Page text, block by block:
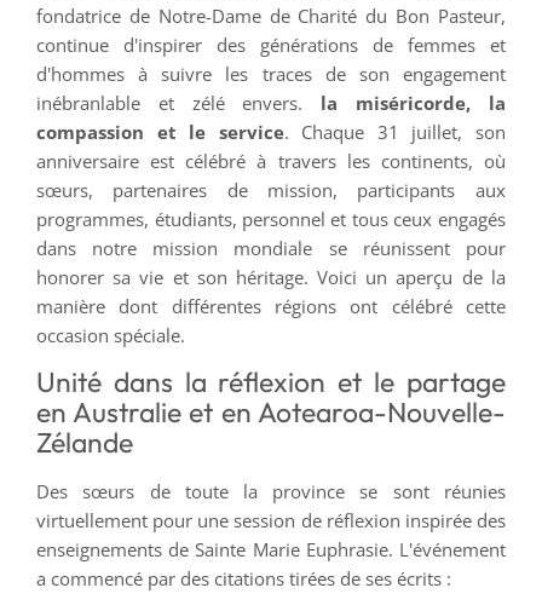
fondatrice de Notre-Dame de Charité du Bon Pasteur,
continue d'inspirer des générations de femmes et
d'hommes à suivre les traces de son engagement
inébranlable et zélé envers. la miséricorde, la
compassion et le service. Chaque 31 juillet, son
anniversaire est célébré à travers les continents, où
sœurs, partenaires de mission, participants aux
programmes, étudiants, personnel et tous ceux engagés
dans notre mission mondiale se réunissent pour
honorer sa vie et son héritage. Voici un aperçu de la
manière dont différentes régions ont célébré cette
occasion spéciale.
Unité dans la réflexion et le partage
en Australie et en Aotearoa-Nouvelle-
Zélande
Des sœurs de toute la province se sont réunies
virtuellement pour une session de réflexion inspirée des
enseignements de Sainte Marie Euphrasie. L'événement
a commencé par des citations tirées de ses écrits :